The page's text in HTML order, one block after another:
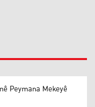
Peymana Mekeyê